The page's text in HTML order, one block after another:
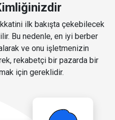
ilk bakışta çekebilecek
Bu nedenle, en iyi berber
alarak ve onu işletmenizin
rekabetçi bir pazarda bir
için gereklidir.